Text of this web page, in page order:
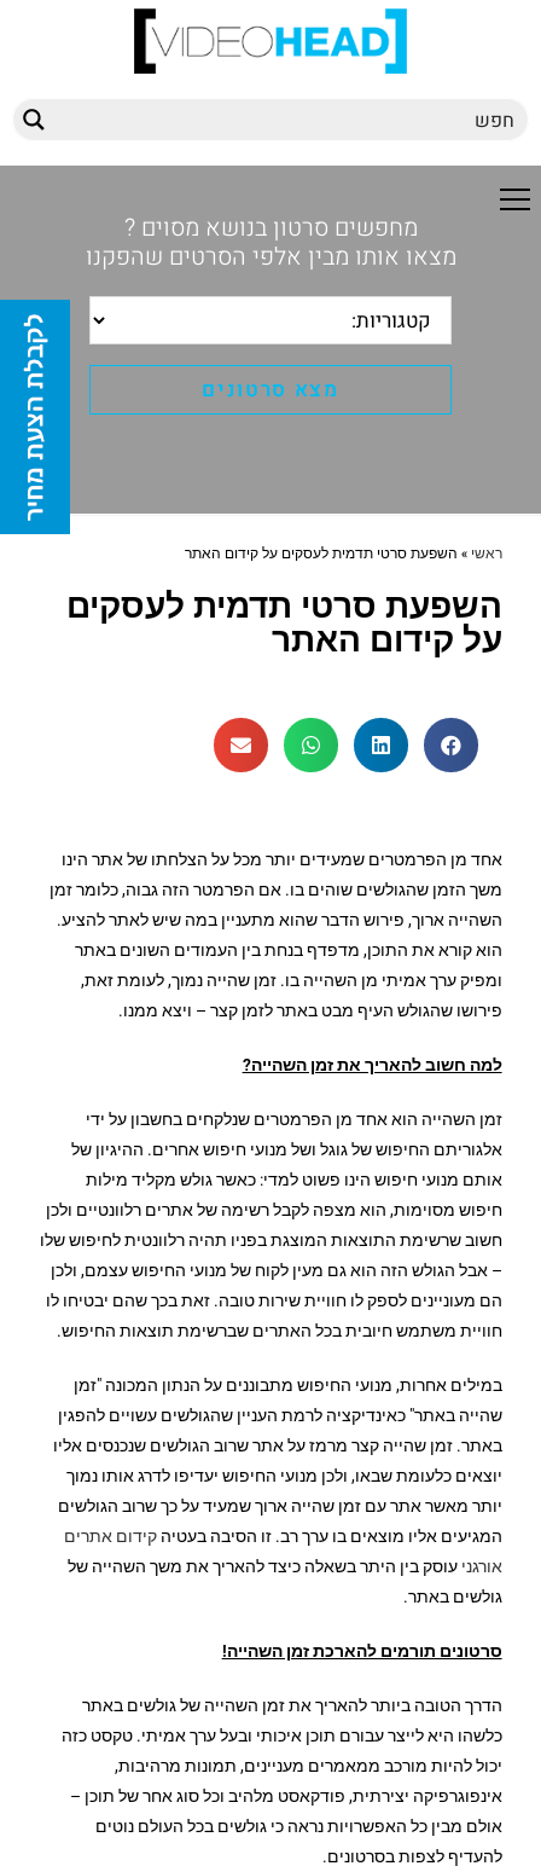
מחפשים סרטון בנושא מסוים ?
מצאו אותו מבין אלפי הסרטים שהפקנו
ראשי » השפעת סרטי תדמית לעסקים על קידום האתר
השפעת סרטי תדמית לעסקים
על קידום האתר
אחד מן הפרמטרים שמעידים יותר מכל על הצלחתו של אתר הינו
משך הזמן שהגולשים שוהים בו. אם הפרמטר הזה גבוה, כלומר זמן
השהייה ארוך, פירוש הדבר שהוא מתעניין במה שיש לאתר להציע.
הוא קורא את התוכן, מדפדף בנחת בין העמודים השונים באתר
ומפיק ערך אמיתי מן השהייה בו. זמן שהייה נמוך, לעומת זאת,
פירושו שהגולש העיף מבט באתר לזמן קצר – ויצא ממנו.
למה חשוב להאריך את זמן השהייה?
זמן השהייה הוא אחד מן הפרמטרים שנלקחים בחשבון על ידי
אלגוריתם החיפוש של גוגל ושל מנועי חיפוש אחרים. ההיגיון של
אותם מנועי חיפוש הינו פשוט למדי: כאשר גולש מקליד מילות
חיפוש מסוימות, הוא מצפה לקבל רשימה של אתרים רלוונטיים ולכן
חשוב שרשימת התוצאות המוצגת בפניו תהיה רלוונטית לחיפוש שלו
– אבל הגולש הזה הוא גם מעין לקוח של מנועי החיפוש עצמם, ולכן
הם מעוניינים לספק לו חוויית שירות טובה. זאת בכך שהם יבטיחו לו
חוויית משתמש חיובית בכל האתרים שברשימת תוצאות החיפוש.
במילים אחרות, מנועי החיפוש מתבוננים על הנתון המכונה "זמן
שהייה באתר" כאינדיקציה לרמת העניין שהגולשים עשויים להפגין
באתר. זמן שהייה קצר מרמז על אתר שרוב הגולשים שנכנסים אליו
יוצאים כלעומת שבאו, ולכן מנועי החיפוש יעדיפו לדרג אותו נמוך
יותר מאשר אתר עם זמן שהייה ארוך שמעיד על כך שרוב הגולשים
המגיעים אליו מוצאים בו ערך רב. זו הסיבה בעטיהקידום אתרים
אורגני עוסק בין היתר בשאלה כיצד להאריך את משך השהייה של
גולשים באתר.
סרטונים תורמים להארכת זמן השהייה!
הדרך הטובה ביותר להאריך את זמן השהייה של גולשים באתר
כלשהו היא לייצר עבורם תוכן איכותי ובעל ערך אמיתי. טקסט כזה
יכול להיות מורכב ממאמרים מעניינים, תמונות מרהיבות,
אינפוגרפיקה יצירתית, פודקאסט מלהיב וכל סוג אחר של תוכן –
אולם מבין כל האפשרויות נראה כי גולשים בכל העולם נוטים
להעדיף לצפות בסרטונים.